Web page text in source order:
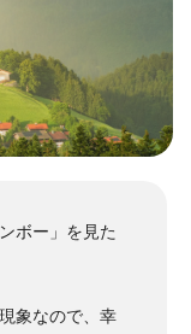
ボー」を見た
象なので、幸